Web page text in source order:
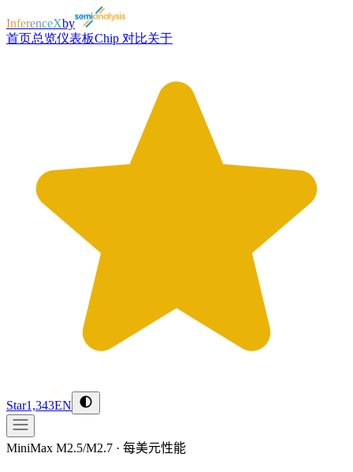
InferenceXby
首页总览仪表板Chip 对比关于
Star1,343EN
MiniMax M2.5/M2.7 · 每美元性能